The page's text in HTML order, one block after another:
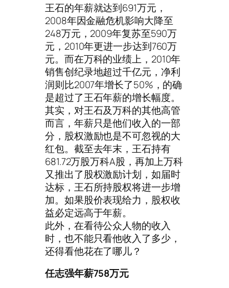
王石的年薪就达到691万元，
2008年因金融危机影响大降至
248万元，2009年复苏至590万
元，2010年更进一步达到760万
元。而在万科的业绩上，2010年
销售创纪录地超过千亿元，净利
润则比2007年增长了50%，的确
是超过了王石年薪的增长幅度。
其实，对王石及万科的其他高管
而言，年薪只是他们收入的一部
分，股权激励也是不可忽视的大
红包。截至去年末，王石持有
681.72万股万科A股，再加上万科
又推出了股权激励计划，如届时
达标，王石所持股权将进一步增
加。如果股价表现给力，股权收
益必定远高于年薪。
此外，在看待公众人物的收入
时，也不能只看他收入了多少，
还得看他花在了哪儿？
任志强年薪758万元